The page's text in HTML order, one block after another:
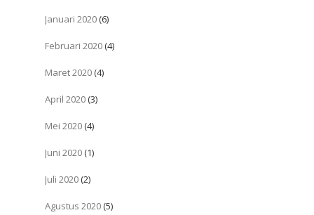
Januari 2020 (6)
Februari 2020 (4)
Maret 2020 (4)
April 2020 (3)
Mei 2020 (4)
Juni 2020 (1)
Juli 2020 (2)
Agustus 2020 (5)